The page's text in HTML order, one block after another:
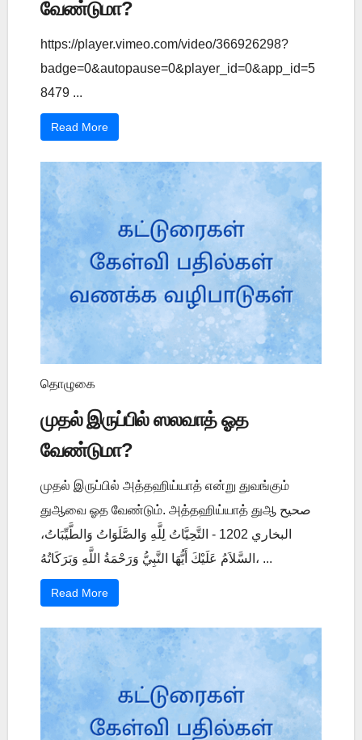
வேண்டுமா?
https://player.vimeo.com/video/366926298?
badge=0&autopause=0&player_id=0&app_id=5
8479 ...
Read More
தொழுகை
முதல் இருப்பில் ஸலவாத் ஓத
வேண்டுமா?
முதல் இருப்பில் அத்தஹிய்யாத் என்று துவங்கும்
துஆவை ஓத வேண்டும். அத்தஹிய்யாத் துஆ صحيح
البخاري 1202 - التَّحِيَّاتُ لِلَّهِ وَالصَّلَوَاتُ وَالطَّيِّبَاتُ،
السَّلاَمُ عَلَيْكَ أَيُّهَا النَّبِيُّ وَرَحْمَةُ اللَّهِ وَبَرَكَاتُهُ، ...
Read More